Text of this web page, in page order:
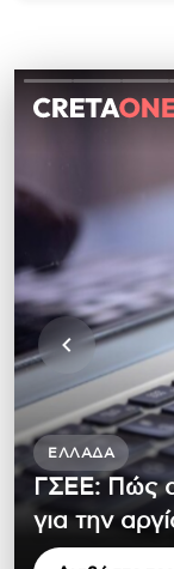
ΕΛΛΆΔΑ
ΓΣΕΕ: Πώς
για την